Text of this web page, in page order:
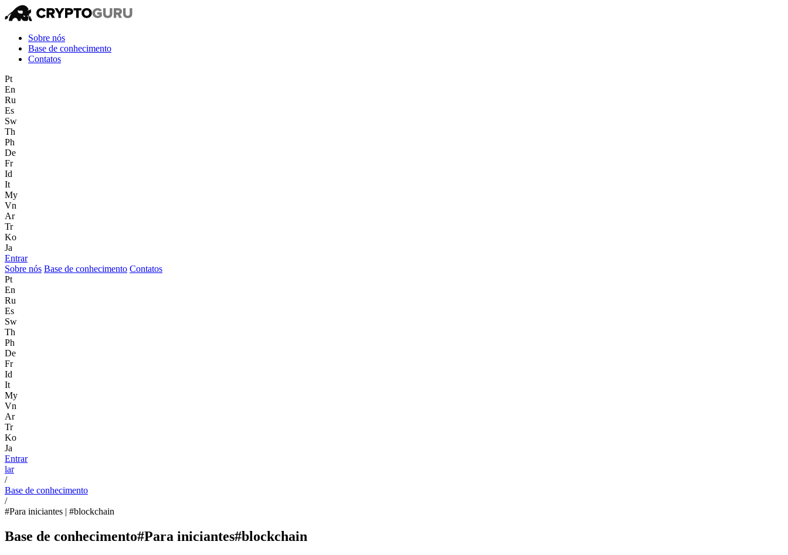
Sobre nós
Base de conhecimento
Contatos
Pt
En
Ru
Es
Sw
Th
Ph
De
Fr
Id
It
My
Vn
Ar
Tr
Ko
Ja
Entrar
Sobre nós Base de conhecimento Contatos
Pt
En
Ru
Es
Sw
Th
Ph
De
Fr
Id
It
My
Vn
Ar
Tr
Ko
Ja
Entrar
lar
/
Base de conhecimento
/
#Para iniciantes | #blockchain
Base de conhecimento#Para iniciantes#blockchain